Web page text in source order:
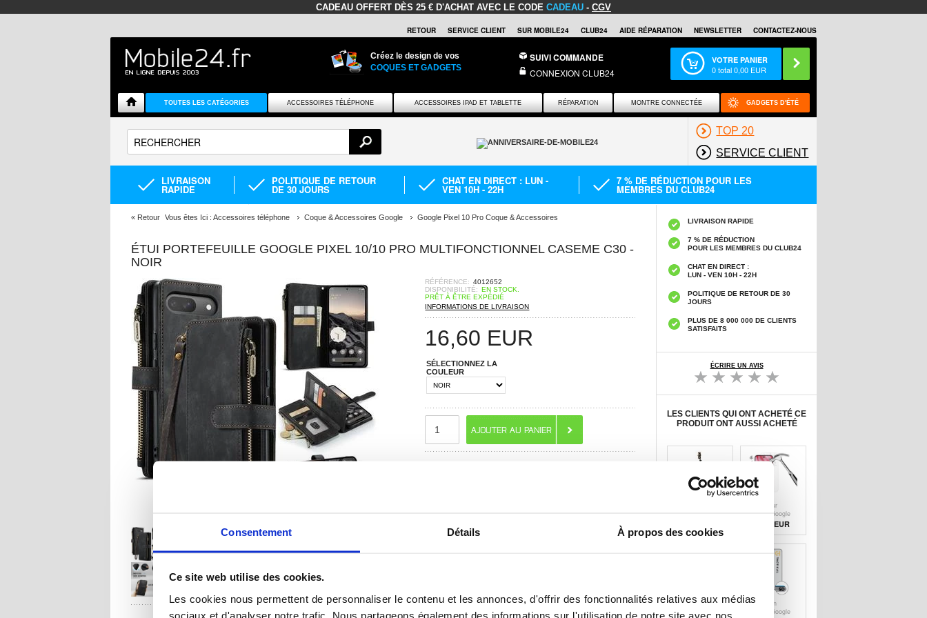
Consentement Détails À propos des cookies
Ce site web utilise des cookies.
Les cookies nous permettent de personnaliser le contenu et les annonces, d'offrir des fonctionnalités relatives aux médias
sociaux et d'analyser notre trafic. Nous partageons également des informations sur l'utilisation de notre site avec nos
CADEAU OFFERT DÈS 25 € D'ACHAT AVEC LE CODE CADEAU - CGV
RETOUR SERVICE CLIENT SUR MOBILE24 CLUB24 AIDE RÉPARATION NEWSLETTER CONTACTEZ-NOUS
Créez le design de vos
COQUES ET GADGETS
SUIVI COMMANDE
CONNEXION CLUB24
VOTRE PANIER
0total0,00 EUR
TOUTES LES CATÉGORIES ACCESSOIRES TÉLÉPHONE ACCESSOIRES IPAD ET TABLETTE RÉPARATION MONTRE CONNECTÉE GADGETS D'ÉTÉ
TOP 20
SERVICE CLIENT
LIVRAISON
RAPIDE
POLITIQUE DE RETOUR
DE 30 JOURS
CHAT EN DIRECT : LUN -
VEN 10H - 22H
7 % DE RÉDUCTION POUR LES
MEMBRES DU CLUB24
« Retour Vous êtes Ici : Accessoires téléphone Coque & Accessoires Google Google Pixel 10 Pro Coque & Accessoires
ÉTUI PORTEFEUILLE GOOGLE PIXEL 10/10 PRO MULTIFONCTIONNEL CASEME C30 -
NOIR
RÉFÉRENCE: 4012652
DISPONIBILITÉ: EN STOCK.
PRÊT À ÊTRE EXPÉDIÉ
INFORMATIONS DE LIVRAISON
16,60 EUR
SÉLECTIONNEZ LA
COULEUR
LIVRAISON RAPIDE
7 % DE RÉDUCTION
POUR LES MEMBRES DU CLUB24
CHAT EN DIRECT :
LUN - VEN 10H - 22H
POLITIQUE DE RETOUR DE 30
JOURS
PLUS DE 8 000 000 DE CLIENTS
SATISFAITS
ÉCRIRE UN AVIS
LES CLIENTS QUI ONT ACHETÉ CE
PRODUIT ONT AUSSI ACHETÉ
avec support
pour téléphone -
Protecteur
d'écran Google
Pixel 10 en verre
trempé - 9H -
Case Friendly -
Transparente
8,90 EUR
Étui portefeuille
Google Pixel
Protection
d'écran Google